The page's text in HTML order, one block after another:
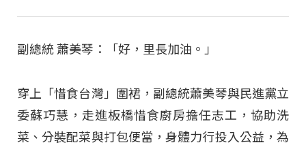
副總統 蕭美琴：「好，里長加油。」
穿上「惜食台灣」圍裙，副總統蕭美琴與民進黨立
委蘇巧慧，走進板橋惜食廚房擔任志工，協助洗
菜、分裝配菜與打包便當，身體力行投入公益，為